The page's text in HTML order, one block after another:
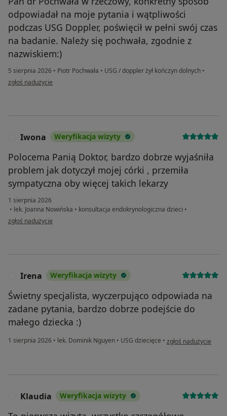
odpowiadał na moje pytania i wątpliwości
podczas USG Doppler, poświęcił w pełni swój czas
na badanie. Należy się pochwała, zgodnie z
nazwiskiem:)
5 sierpnia 2026 • Piotr Pochwała • USG / doppler żył kończyn dolnych •
w opinii użytkownika D.R
zgłoś nadużycie
Iwona Weryfikacja wizyty
Polocema Panią Doktor, bardzo dobrze wyjaśniła
problem jak dotyczył mojej córki , przemiła
sympatyczna oby więcej takich lekarzy
1 sierpnia 2026
• lek. Joanna Nowińska • konsultacja endokrynologiczna dzieci •
w opinii użytkownika Iwona
zgłoś nadużycie
Irena Weryfikacja wizyty
Świetny specjalista, wyczerpująco odpowiada na
zadane pytania, bardzo dobrze podejście do
małego dziecka :)
1 sierpnia 2026 • lek. Dominik Nguyen • USG dziecięce • w opinii użytkownika
zgłoś nadużycie
Klaudia Weryfikacja wizyty